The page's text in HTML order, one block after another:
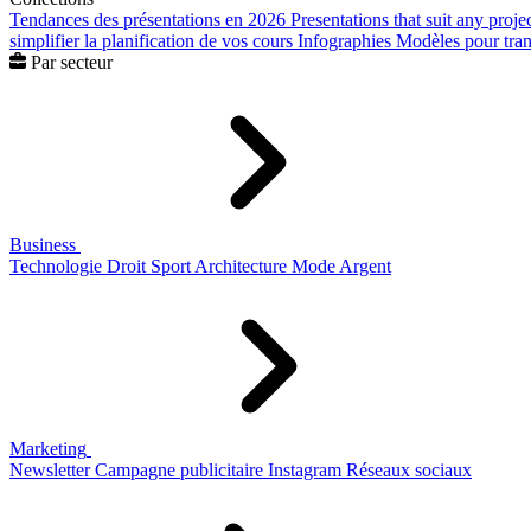
Tendances des présentations en 2026 Presentations that suit any
simplifier la planification de vos cours Infographies Modèles pour
Par secteur
Business
Technologie Droit Sport Architecture Mode Argent
Marketing
Newsletter Campagne publicitaire Instagram Réseaux sociaux